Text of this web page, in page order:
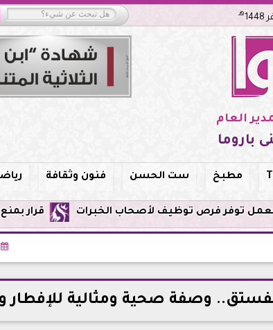
هـ
العام
باروما
مطبخ ست الحسن فنون وثقافة
قرار بمنع ظهور باربرا
وصفة صحية ومثالية للإفطار